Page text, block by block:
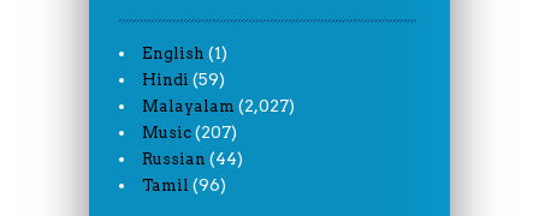
English (1)
Hindi (59)
Malayalam (2,027)
Music (207)
Russian (44)
Tamil (96)